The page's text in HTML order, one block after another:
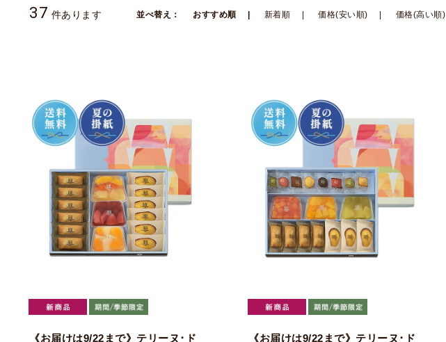
37 件あります 並べ替え： おすすめ順 新着順 価格(安い順) 価格(高い順)
《お届けは9/22まで》テリーヌ･ド
《お届けは9/22まで》テリーヌ･ド